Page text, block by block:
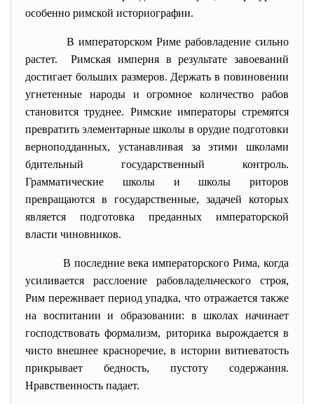
особенно римской историографии.
В императорском Риме рабовладение сильно
растет. Римская империя в результате завоеваний
достигает больших размеров. Держать в повиновении
угнетенные народы и огромное количество рабов
становится труднее. Римские императоры стремятся
превратить элементарные школы в орудие подготовки
верноподданных, устанавливая за этими школами
бдительный государственный контроль.
Грамматические школы и школы риторов
превращаются в государственные, задачей которых
является подготовка преданных императорской
власти чиновников.
В последние века императорского Рима, когда
усиливается расслоение рабовладельческого строя,
Рим переживает период упадка, что отражается также
на воспитании и образовании: в школах начинает
господствовать формализм, риторика вырождается в
чисто внешнее красноречие, в истории витиеватость
прикрывает бедность, пустоту содержания.
Нравственность падает.